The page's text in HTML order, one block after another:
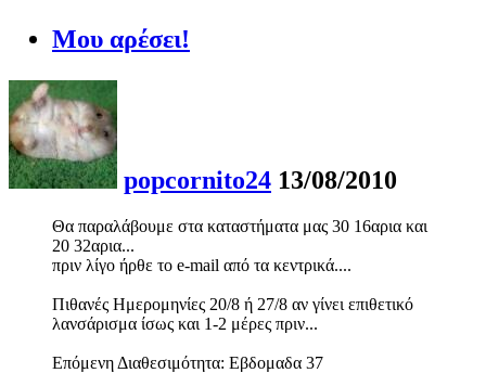
Μου αρέσει!
popcornito24 13/08/2010
Θα παραλάβουμε στα καταστήματα μας 30 16αρια και
20 32αρια...
πριν λίγο ήρθε το e-mail από τα κεντρικά....
Πιθανές Ημερομηνίες 20/8 ή 27/8 αν γίνει επιθετικό
λανσάρισμα ίσως και 1-2 μέρες πριν...
Επόμενη Διαθεσιμότητα: Εβδομαδα 37